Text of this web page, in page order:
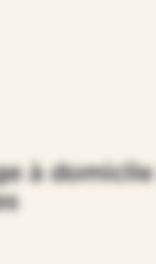
à